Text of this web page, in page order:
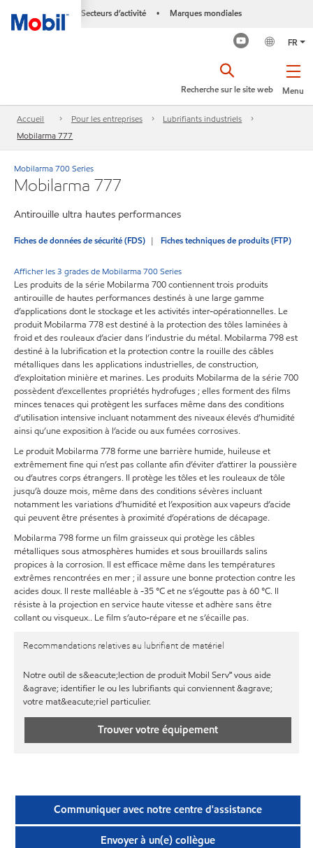
Secteurs d’activité • Marques mondiales
FR
Menu
Recherche sur le site web
Accueil Pour les entreprises
Lubrifiants industriels
Mobilarma 777
Mobilarma 700 Series
Mobilarma 777
Antirouille ultra hautes performances
Fiches de données de sécurité (FDS) Fiches techniques de produits (FTP)
Afficher les 3 grades de Mobilarma 700 Series
Les produits de la série Mobilarma 700 contiennent trois produits
antirouille de hautes performances destinés à une large gamme
d’applications dont le stockage et les activités inter-opérationnelles. Le
produit Mobilarma 778 est destiné à la protection des tôles laminées à
froid et des rouleaux d’acier dans l’industrie du métal. Mobilarma 798 est
destiné à la lubrification et la protection contre la rouille des câbles
métalliques dans les applications industrielles, de construction,
d’exploitation minière et marines. Les produits Mobilarma de la série 700
possèdent d’excellentes propriétés hydrofuges ; elles forment des films
minces tenaces qui protègent les surfaces même dans des conditions
d’utilisation intensive incluant notamment des niveaux élevés d’humidité
ainsi qu’une exposition à l’acide ou aux fumées corrosives.
Le produit Mobilarma 778 forme une barrière humide, huileuse et
extrêmement fine qui n’est pas collante afin d’éviter d’attirer la poussière
ou d’autres corps étrangers. Il protège les tôles et les rouleaux de tôle
jusqu’à douze mois, même dans des conditions sévères incluant
notamment les variations d’humidité et l’exposition aux vapeurs d’acide
qui peuvent être présentes à proximité d’opérations de décapage.
Mobilarma 798 forme un film graisseux qui protège les câbles
métalliques sous atmosphères humides et sous brouillards salins
propices à la corrosion. Il est efficace même dans les températures
extrêmes rencontrées en mer ; il assure une bonne protection contre les
acides doux. Il reste malléable à -35 °C et ne s’égoutte pas à 60 °C. Il
résiste à la projection en service haute vitesse et adhère sans être
collant ou visqueux.. Le film s’auto-répare et ne s’écaille pas.
Recommandations relatives au lubrifiant de matériel
Notre outil de s&eacute;lection de produit Mobil Serv℠ vous aide
&agrave; identifier le ou les lubrifiants qui conviennent &agrave;
votre mat&eacute;riel particulier.
Trouver votre équipement
Communiquer avec notre centre d'assistance
Envoyer à un(e) collègue